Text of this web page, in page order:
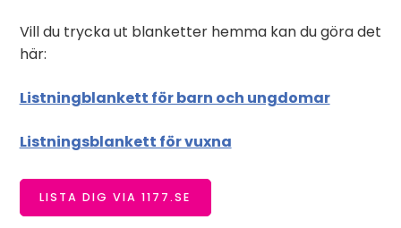
Vill du trycka ut blanketter hemma kan du göra det
här:
Listningblankett för barn och ungdomar
Listningsblankett för vuxna
LISTA DIG VIA 1177.SE